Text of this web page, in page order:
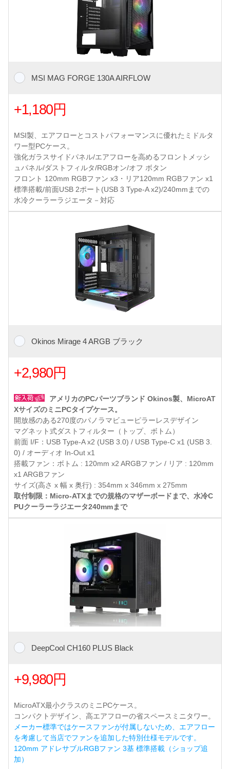
MSI MAG FORGE 130A AIRFLOW
+1,180円
MSI製、エアフローとコストパフォーマンスに優れたミドルタ
ワー型PCケース。
強化ガラスサイドパネル/エアフローを高めるフロントメッシ
ュパネル/ダストフィルタ/RGBオン/オフ ボタン
フロント 120mm RGBファン x3・リア120mm RGBファン x1
標準搭載/前面USB 2ポート(USB 3 Type-A x2)/240mmまでの
水冷クーラーラジエータ－対応
Okinos Mirage 4 ARGB ブラック
+2,980円
アメリカのPCパーツブランド Okinos製、MicroAT
XサイズのミニPCタイプケース。
開放感のある270度のパノラマビューピラーレスデザイン
マグネット式ダストフィルター（トップ、ボトム）
前面 I/F：USB Type-A x2 (USB 3.0) / USB Type-C x1 (USB 3.
0) / オーディオ In-Out x1
搭載ファン：ボトム : 120mm x2 ARGBファン / リア : 120mm
x1 ARGBファン
サイズ(高さ x 幅 x 奥行) : 354mm x 346mm x 275mm
取付制限：Micro-ATXまでの規格のマザーボードまで、水冷C
PUクーラーラジエータ240mmまで
DeepCool CH160 PLUS Black
+9,980円
MicroATX最小クラスのミニPCケース。
コンパクトデザイン、高エアフローの省スペースミニタワー。
メーカー標準ではケースファンが付属しないため、エアフロー
を考慮して当店でファンを追加した特別仕様モデルです。
120mm アドレサブルRGBファン 3基 標準搭載（ショップ追
加）